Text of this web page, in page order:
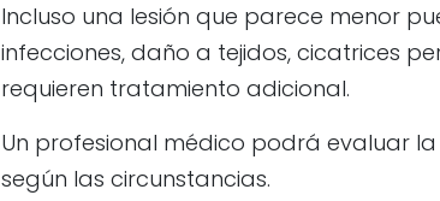
Incluso una lesión que parece menor
infecciones, daño a tejidos, cicatrices
requieren tratamiento adicional.
Un profesional médico podrá evaluar
según las circunstancias.